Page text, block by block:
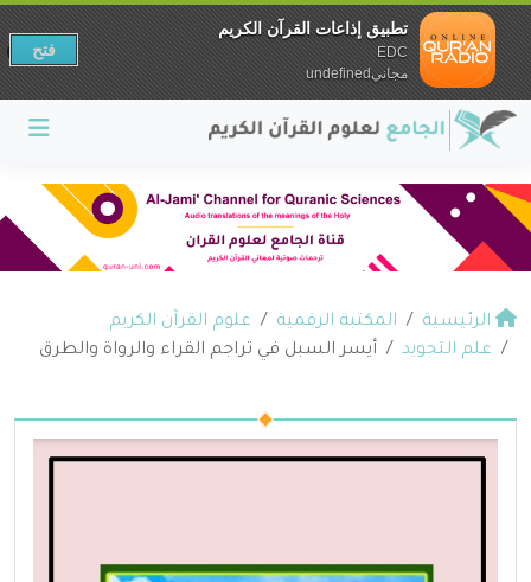
الرئيسية المكتبة الرقمية
علوم القرآن الكريم
علم التجويد
أيسر السبل في تراجم القراء والرواة والطرق
تطبيق إذاعات القرآن الكريم
EDC
مجانيundefined
فتح